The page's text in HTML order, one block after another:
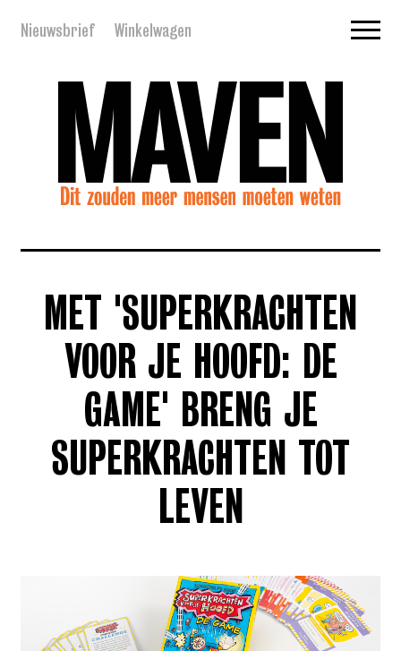
Nieuwsbrief Winkelwagen
MET 'SUPERKRACHTEN
VOOR JE HOOFD: DE
GAME' BRENG JE
SUPERKRACHTEN TOT
LEVEN